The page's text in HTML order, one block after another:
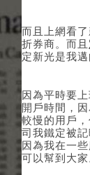
而且上網看
折券商。而且
定新光是我
因為平時要
開戶時間，
較慢的用戶
司我鐵定被記
因為我在一
可以幫到大家